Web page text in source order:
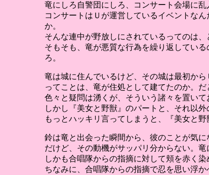
竜にしろ自警団にしろ、コンサート会場に
コンサートはＵが運営しているイベントな
か。
そんな連中が野放しにされているってのは、
そもそも、竜が悪質な行為を繰り返してい
ろ。
竜は城に住んでいるけど、その城は最初か
ってことは、竜が住処として建てたのか。
色々と疑問は湧くが、そういう諸々を置い
しかし『美女と野獣』のパートと、それ以
もっとハッキリ言ってしまうと、『美女と
鈴は竜と出会った瞬間から、彼のことが気
だけど、その動機がサッパリ分からない。
しかも合唱隊からの指摘に対して頬を赤く
ちなみに、合唱隊からの指摘で忍を思い浮